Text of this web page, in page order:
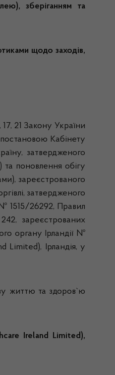
зберіганням та
щодо заходів,
21 Закону України
Кабінету
затвердженого
поновлення обігу
зареєстрованого
затвердженого
№ 1515/26292, Правил
зареєстрованих
органу Ірландії №
Limited), Ірландія, у
життю та здоров`ю
Ireland Limited),